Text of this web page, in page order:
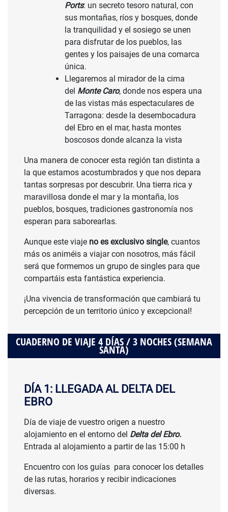
Ports: un secreto tesoro natural, con
sus montañas, ríos y bosques, donde
la tranquilidad y el sosiego se unen
para disfrutar de los pueblos, las
gentes y los paisajes de una comarca
única.
Llegaremos al mirador de la cima
del Monte Caro, donde nos espera una
de las vistas más espectaculares de
Tarragona: desde la desembocadura
del Ebro en el mar, hasta montes
boscosos donde alcanza la vista
Una manera de conocer esta región tan distinta a
la que estamos acostumbrados y que nos depara
tantas sorpresas por descubrir. Una tierra rica y
maravillosa donde el mar y la montaña, los
pueblos, bosques, tradiciones gastronomía nos
esperan para saborearlas.
Aunque este viaje no es exclusivo single, cuantos
más os animéis a viajar con nosotros, más fácil
será que formemos un grupo de singles para que
compartáis esta fantástica experiencia.
¡Una vivencia de transformación que cambiará tu
percepción de un territorio único y excepcional!
CUADERNO DE VIAJE 4 DÍAS / 3 NOCHES (SEMANA
SANTA)
DÍA 1: LLEGADA AL DELTA DEL
EBRO
Día de viaje de vuestro origen a nuestro
alojamiento en el entorno del Delta del Ebro.
Entrada al alojamiento a partir de las 15:00 h
Encuentro con los guías para conocer los detalles
de las rutas, horarios y recibir indicaciones
diversas.